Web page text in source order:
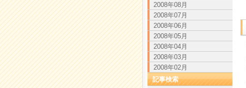
2008年08月
2008年07月
2008年06月
2008年05月
2008年04月
2008年03月
2008年02月
記事検索